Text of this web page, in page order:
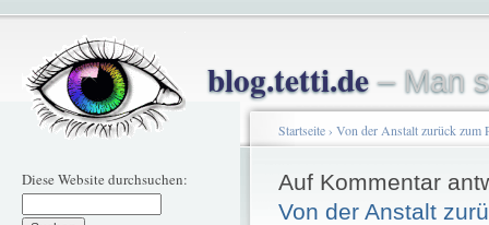
blog.tetti.de– Man
Diese Website durchsuchen:
Startseite› Von der Anstalt zurück zum
Auf Kommentar
Von der Anstalt